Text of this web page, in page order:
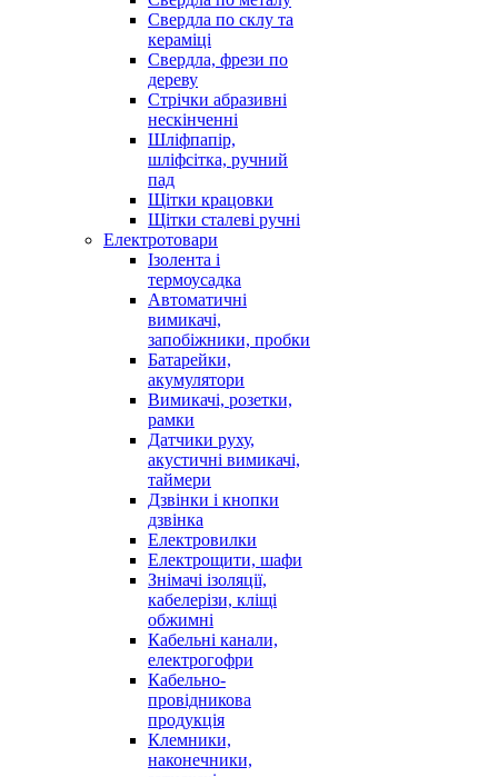
Свердла по склу та
кераміці
Свердла, фрези по
дереву
Стрічки абразивні
нескінченні
Шліфпапір,
шліфсітка, ручний
пад
Щітки крацовки
Щітки сталеві ручні
Електротовари
Ізолента і
термоусадка
Автоматичні
вимикачі,
запобіжники, пробки
Батарейки,
акумулятори
Вимикачі, розетки,
рамки
Датчики руху,
акустичні вимикачі,
таймери
Дзвінки і кнопки
дзвінка
Електровилки
Електрощити, шафи
Знімачі ізоляції,
кабелерізи, кліщі
обжимні
Кабельні канали,
електрогофри
Кабельно-
провідникова
продукція
Клемники,
наконечники,